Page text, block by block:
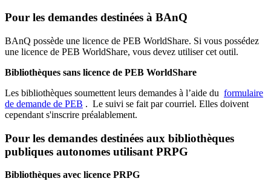
Pour les demandes destinées à BAnQ
BAnQ possède une licence de PEB WorldShare. Si vous possédez
une licence de PEB WorldShare, vous devez utiliser cet outil.
Bibliothèques sans licence de PEB WorldShare
Les bibliothèques soumettent leurs demandes à l’aide du formulaire
de demande de PEB . Le suivi se fait par courriel. Elles doivent
cependant s'inscrire préalablement.
Pour les demandes destinées aux bibliothèques
publiques autonomes utilisant PRPG
Bibliothèques avec licence PRPG